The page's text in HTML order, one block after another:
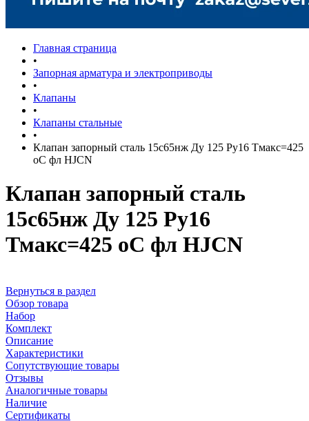
Главная страница
•
Запорная арматура и электроприводы
•
Клапаны
•
Клапаны стальные
•
Клапан запорный сталь 15с65нж Ду 125 Ру16 Тмакс=425
оС фл HJCN
Клапан запорный сталь
15с65нж Ду 125 Ру16
Тмакс=425 оС фл HJCN
Вернуться в раздел
Обзор товара
Набор
Комплект
Описание
Характеристики
Сопутствующие товары
Отзывы
Аналогичные товары
Наличие
Сертификаты